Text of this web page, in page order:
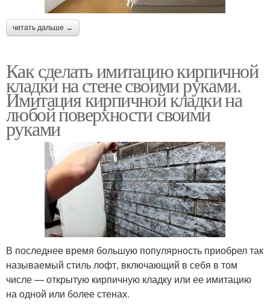
читать дальше →
Как сделать имитацию кирпичной
кладки на стене своими руками.
Имитация кирпичной кладки на
любой поверхности своими
руками
В последнее время большую популярность приобрел так
называемый стиль лофт, включающий в себя в том
числе — открытую кирпичную кладку или ее имитацию
на одной или более стенах.